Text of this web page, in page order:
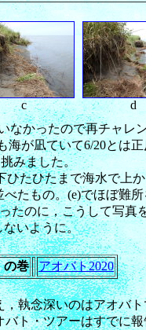
c d
なかったので再チャレン
が凪ていて6/20とは
みました。
ひたひたまで海水で上
べたもの。(e)でほぼ難
たのに，こうして写
ないように。
の巻 アオバト2020
，執念深いのはアオバ
バト・ツアーはすでに